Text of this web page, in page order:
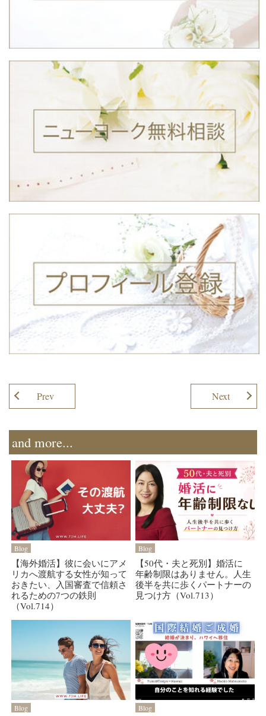
Prev Next
and more...
Blog
【海外婚活】彼に会いにアメ
リカへ渡航する女性が知って
おきたい、入国審査で信頼さ
れるための7つの鉄則
（Vol.714）
Blog
【50代・夫と死別】婚活に
年齢制限はありません。人生
後半を共に歩くパートナーの
見つけ方（Vol.713）
Blog Blog